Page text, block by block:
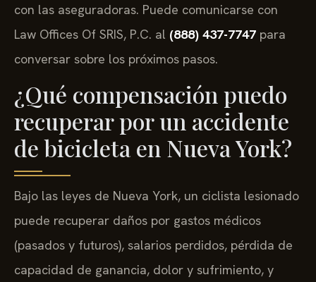
con las aseguradoras. Puede comunicarse con
Law Offices Of SRIS, P.C. al (888) 437-7747 para
conversar sobre los próximos pasos.
¿Qué compensación puedo
recuperar por un accidente
de bicicleta en Nueva York?
Bajo las leyes de Nueva York, un ciclista lesionado
puede recuperar daños por gastos médicos
(pasados y futuros), salarios perdidos, pérdida de
capacidad de ganancia, dolor y sufrimiento, y